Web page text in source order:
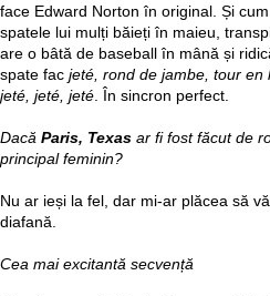
face Edward Norton în original. Și
spatele lui mulți băieți în maieu,
are o bâtă de baseball în mână și
spate fac jeté, rond de jambe, tour en
jeté, jeté, jeté. În sincron perfect.
Dacă Paris, Texas ar fi fost făcut de
principal feminin?
Nu ar ieși la fel, dar mi-ar plăcea să
diafană.
Cea mai excitantă secvență